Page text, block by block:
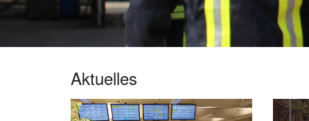
Aktuelles